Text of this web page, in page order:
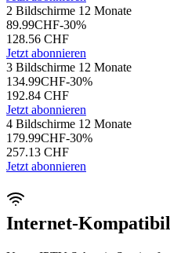
2 Bildschirme 12 Monate
89.99CHF-30%
128.56 CHF
Jetzt abonnieren
3 Bildschirme 12 Monate
134.99CHF-30%
192.84 CHF
Jetzt abonnieren
4 Bildschirme 12 Monate
179.99CHF-30%
257.13 CHF
Jetzt abonnieren
Internet-